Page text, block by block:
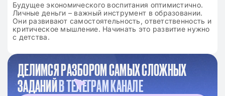
Будущее экономического воспитания оптимистично.
Личные деньги – важный инструмент в образовании.
Они развивают самостоятельность, ответственность и
критическое мышление. Начинать это развитие нужно
с детства.
ДЕЛИМСЯ РАЗБОРОМ САМЫХ СЛОЖНЫХ
ЗАДАНИЙВ ТЕЛЕГРАМ КАНАЛЕ